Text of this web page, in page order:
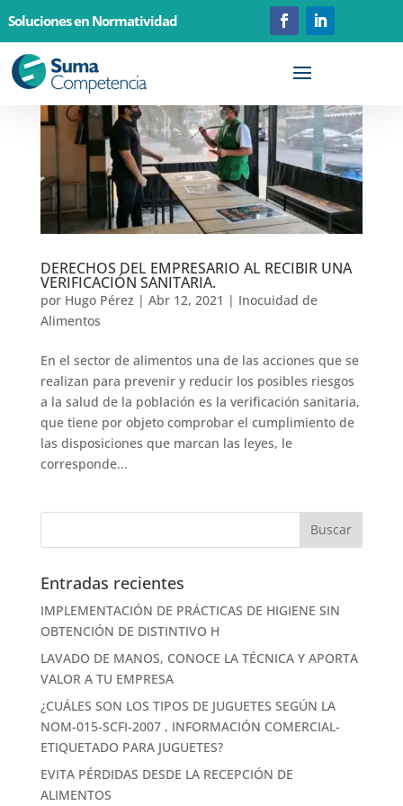
Soluciones en Normatividad
DERECHOS DEL EMPRESARIO AL RECIBIR UNA
VERIFICACIÓN SANITARIA.
por Hugo Pérez | Abr 12, 2021 | Inocuidad de
Alimentos
En el sector de alimentos una de las acciones que se
realizan para prevenir y reducir los posibles riesgos
a la salud de la población es la verificación sanitaria,
que tiene por objeto comprobar el cumplimiento de
las disposiciones que marcan las leyes, le
corresponde...
Entradas recientes
IMPLEMENTACIÓN DE PRÁCTICAS DE HIGIENE SIN
OBTENCIÓN DE DISTINTIVO H
LAVADO DE MANOS, CONOCE LA TÉCNICA Y APORTA
VALOR A TU EMPRESA
¿CUÁLES SON LOS TIPOS DE JUGUETES SEGÚN LA
NOM-015-SCFI-2007 , INFORMACIÓN COMERCIAL-
ETIQUETADO PARA JUGUETES?
EVITA PÉRDIDAS DESDE LA RECEPCIÓN DE
ALIMENTOS